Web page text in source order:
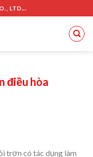
LTD...
điều hòa
trơn có tác dụng làm